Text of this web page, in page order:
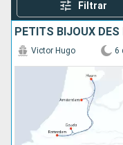
Filtrar
Victor Hugo 6